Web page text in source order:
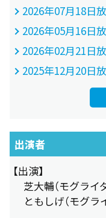
2026年07月18日
2026年05月16日
2026年02月21日
2025年12月20日
出演者
【出演】
芝大輔（
ともしげ（モグラ